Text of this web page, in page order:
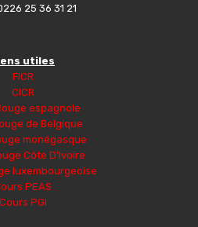
25 36 31 21
utiles
FICR
CICR
espagnole
de Belgique
monégasque
Côte D’Ivoire
luxembourgeoise
PEAS
Cours PGI